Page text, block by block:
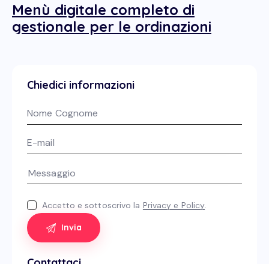
Menù digitale completo di
gestionale per le ordinazioni
Chiedici informazioni
Accetto e sottoscrivo la Privacy e Policy.